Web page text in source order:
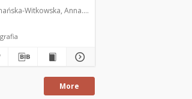
Witkowska, Anna. Fot.
More